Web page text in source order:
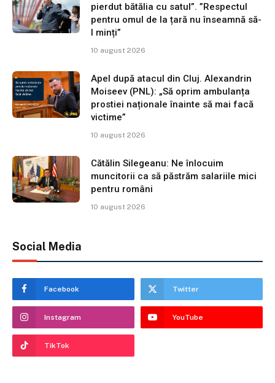
pierdut bătălia cu satul”. ”Respectul
pentru omul de la țară nu înseamnă să-
l minți”
10 august 2026
Apel după atacul din Cluj. Alexandrin
Moiseev (PNL): „Să oprim ambulanța
prostiei naționale înainte să mai facă
victime”
10 august 2026
Cătălin Silegeanu: Ne înlocuim
muncitorii ca să păstrăm salariile mici
pentru români
10 august 2026
Social Media
Facebook Twitter
Instagram YouTube
TikTok